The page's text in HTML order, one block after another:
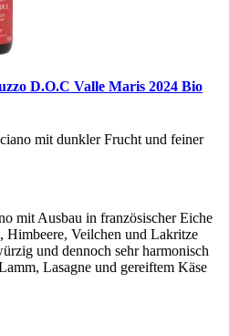
D.O.C Valle Maris 2024 Bio
mit dunkler Frucht und feiner
mit Ausbau in französischer Eiche
Himbeere, Veilchen und Lakritze
und dennoch sehr harmonisch
Lasagne und gereiftem Käse